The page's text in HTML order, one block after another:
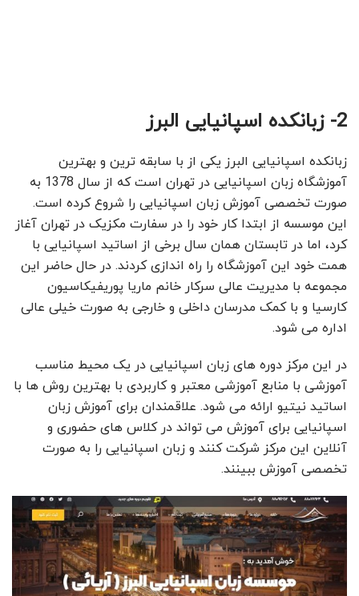
2- زبانکده اسپانیایی البرز
زبانکده اسپانیایی البرز یکی از با سابقه ترین و بهترین
آموزشگاه زبان اسپانیایی در تهران است که از سال 1378 به
صورت تخصصی آموزش زبان اسپانیایی را شروع کرده است.
این موسسه از ابتدا کار خود را در سفارت مکزیک در تهران آغاز
کرد، اما در تابستان همان سال برخی از اساتید اسپانیایی با
همت خود این آموزشگاه را راه اندازی کردند. در حال حاضر این
مجموعه با مدیریت عالی سرکار خانم ماریا پوریفیکاسیون
کارسیا و با کمک مدرسان داخلی و خارجی به صورت خیلی عالی
اداره می شود.
در این مرکز دوره های زبان اسپانیایی در یک محیط مناسب
آموزشی با منابع آموزشی معتبر و کاربردی با بهترین روش ها با
اساتید نیتیو ارائه می شود. علاقمندان برای آموزش زبان
اسپانیایی برای آموزش می تواند در کلاس های حضوری و
آنلاین این مرکز شرکت کنند و زبان اسپانیایی را به صورت
تخصصی آموزش ببینند.